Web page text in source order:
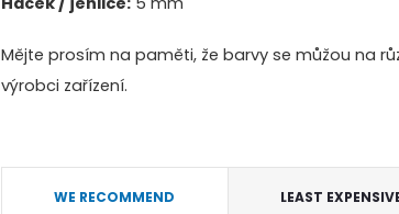
Mějte prosím na paměti, že barvy se můžou na
výrobci zařízení.
WE RECOMMEND LEAST